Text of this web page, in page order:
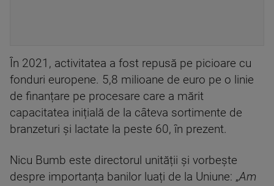
În 2021, activitatea a fost repusă pe picioare cu
fonduri europene. 5,8 milioane de euro pe o linie
de finanțare pe procesare care a mărit
capacitatea inițială de la câteva sortimente de
branzeturi și lactate la peste 60, în prezent.
Nicu Bumb este directorul unității și vorbește
despre importanța banilor luați de la Uniune: „Am